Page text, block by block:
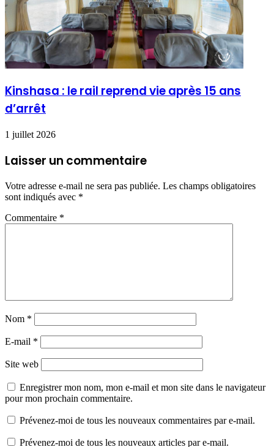
Kinshasa : le rail reprend vie après 15 ans
d’arrêt
1 juillet 2026
Laisser un commentaire
Votre adresse e-mail ne sera pas publiée. Les champs obligatoires
sont indiqués avec *
Commentaire *
Nom *
E-mail *
Site web
Enregistrer mon nom, mon e-mail et mon site dans le navigateur
pour mon prochain commentaire.
Prévenez-moi de tous les nouveaux commentaires par e-mail.
Prévenez-moi de tous les nouveaux articles par e-mail.